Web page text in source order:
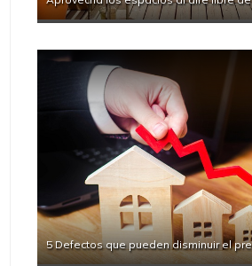
5 Defectos que pueden disminuir el